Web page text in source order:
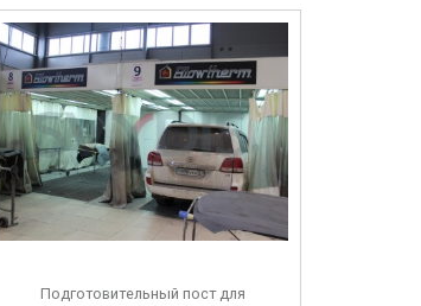
Подготовительный пост для